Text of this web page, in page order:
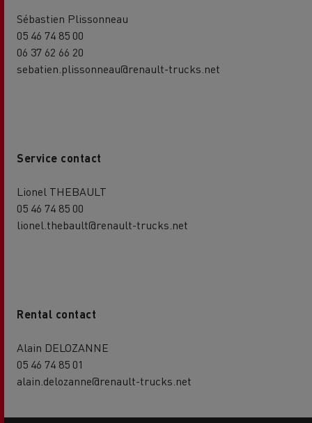
Sébastien Plissonneau
05 46 74 85 00
06 37 62 66 20
sebatien.plissonneau@renault-trucks.net
Service contact
Lionel THEBAULT
05 46 74 85 00
lionel.thebault@renault-trucks.net
Rental contact
Alain DELOZANNE
05 46 74 85 01
alain.delozanne@renault-trucks.net